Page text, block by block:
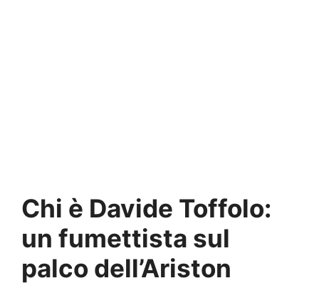
Chi è Davide Toffolo:
un fumettista sul
palco dell’Ariston